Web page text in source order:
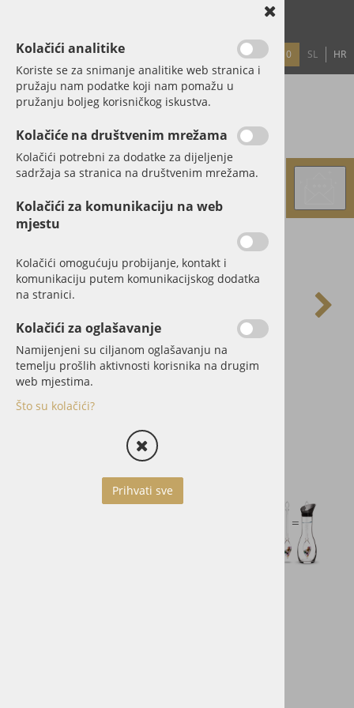
SL HR
PRIJAVA LOZINKA? 0
Kristalna fiola - Pet Elemenata
Kolačići analitike
Koriste se za snimanje analitike web stranica i
pružaju nam podatke koji nam pomažu u
pružanju boljeg korisničkog iskustva.
Kolačiće na društvenim mrežama
Kolačići potrebni za dodatke za dijeljenje
sadržaja sa stranica na društvenim mrežama.
Kolačići za komunikaciju na web
mjestu
Kolačići omogućuju probijanje, kontakt i
komunikaciju putem komunikacijskog dodatka
na stranici.
Kolačići za oglašavanje
Namijenjeni su ciljanom oglašavanju na
temelju prošlih aktivnosti korisnika na drugim
web mjestima.
Što su kolačići?
Prihvati sve